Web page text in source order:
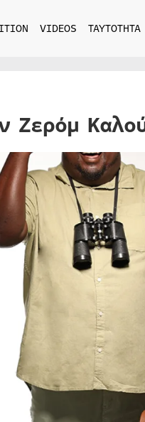
VIDEOS ΤΑΥΤΟΤΗΤΑ
Ζερόμ